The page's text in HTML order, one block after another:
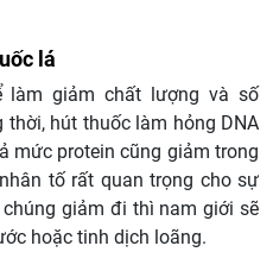
lá
làm giảm chất lượng và số
thời, hút thuốc làm hỏng DNA
mức protein cũng giảm trong
tố rất quan trọng cho sự
giảm đi thì nam giới sẽ
hoặc tinh dịch loãng.